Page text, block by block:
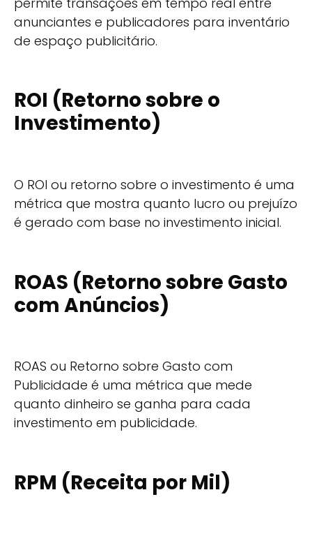
anunciantes e publicadores para inventário
de espaço publicitário.
ROI (Retorno sobre o
Investimento)
O ROI ou retorno sobre o investimento é uma
métrica que mostra quanto lucro ou prejuízo
é gerado com base no investimento inicial.
ROAS (Retorno sobre Gasto
com Anúncios)
ROAS ou Retorno sobre Gasto com
Publicidade é uma métrica que mede
quanto dinheiro se ganha para cada
investimento em publicidade.
RPM (Receita por Mil)